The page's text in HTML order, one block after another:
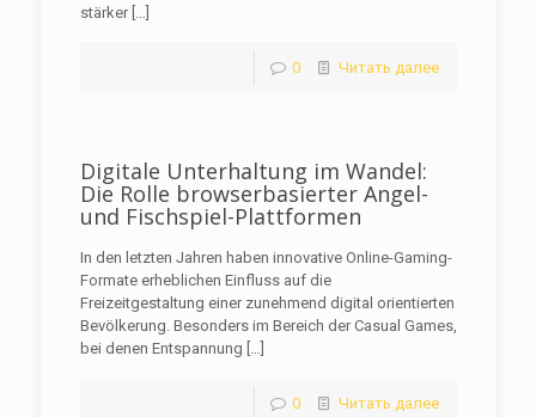
stärker[…]
0 Читать далее
Digitale Unterhaltung im Wandel:
Die Rolle browserbasierter Angel-
und Fischspiel-Plattformen
In den letzten Jahren haben innovative Online-Gaming-
Formate erheblichen Einfluss auf die
Freizeitgestaltung einer zunehmend digital orientierten
Bevölkerung. Besonders im Bereich der Casual Games,
bei denen Entspannung […]
0 Читать далее